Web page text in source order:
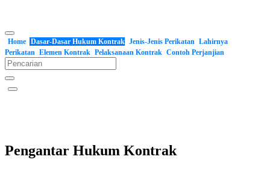
Home Dasar-Dasar Hukum Kontrak Jenis-Jenis Perikatan Lahirnya
Perikatan Elemen Kontrak Pelaksanaan Kontrak Contoh Perjanjian
Pengantar Hukum Kontrak